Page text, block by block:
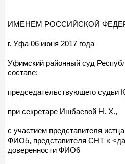
ИМЕНЕМ РОССИЙСКОЙ
г. Уфа 06 июня 2017 года
Уфимский районный суд
составе:
председательствующего судьи
при секретаре Ишбаевой Н. Х.,
с участием представителя
ФИО5, представителя СНТ «
доверенности ФИО6